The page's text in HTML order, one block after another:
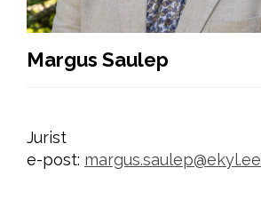
Margus Saulep
Jurist
e-post: margus.saulep@ekyl.ee